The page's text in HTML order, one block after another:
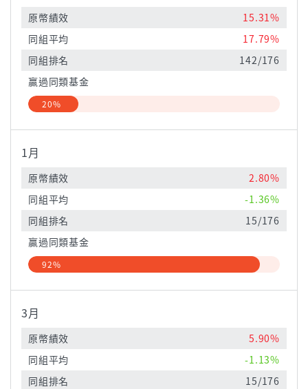
原幣績效
15.31%
同組平均
17.79%
同組排名
142/176
贏過同類基金
20%
1月
原幣績效
2.80%
同組平均
-1.36%
同組排名
15/176
贏過同類基金
92%
3月
原幣績效
5.90%
同組平均
-1.13%
同組排名
15/176